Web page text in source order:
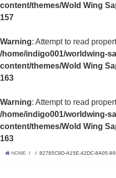
content/themes/Wold Wing
157
Warning: Attempt to read
/home/indigo001/worldwing-
content/themes/Wold Wing
163
Warning: Attempt to read
/home/indigo001/worldwing-
content/themes/Wold Wing
163
HOME 82785C9D-A15E-42DC-8A05-